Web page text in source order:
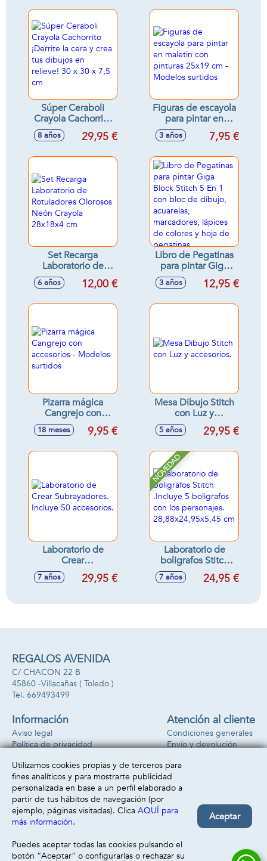
Súper Ceraboli
Crayola Cachorrito
¡Derrite la cera y
crea tus dibujos en
8 años 29,95 €
Figuras de escayola
para pintar en
maletin con
pinturas 25x19 cm -
3 años 7,95 €
Set Recarga
Laboratorio de
Rotuladores
Olorosos Neón
6 años 12,00 €
Libro de Pegatinas
para pintar Giga
Block Stitch 5 En 1
con bloc de dibujo,
3 años 12,95 €
Pizarra mágica
Cangrejo con
accesorios -
Modelos surtidos
18 meses 9,95 €
Mesa Dibujo Stitch
con Luz y
accesorios.
5 años 29,95 €
Laboratorio de
Crear
Subrayadores.
Incluye 50
7 años 29,95 €
NOVEDAD
Laboratorio de
boligrafos Stitch
.Incluye 5
boligrafos con los
28,88x24,95x5,45
7 años 24,95 €
REGALOS AVENIDA
C/ CHACON 22 B
45860 -Villacañas ( Toledo )
669493499
Información
Aviso legal
Política de privacidad
Atención al cliente
Condiciones generales
Envío y devolución
Formas de pago
Utilizamos cookies propias y de terceros para
fines analíticos y para mostrarte publicidad
personalizada en base a un perfil elaborado a
partir de tus hábitos de navegación (por
ejemplo, páginas visitadas). Clica AQUÍ para
más información.
Puedes aceptar todas las cookies pulsando el
botón “Aceptar” o configurarlas o rechazar su
Aceptar